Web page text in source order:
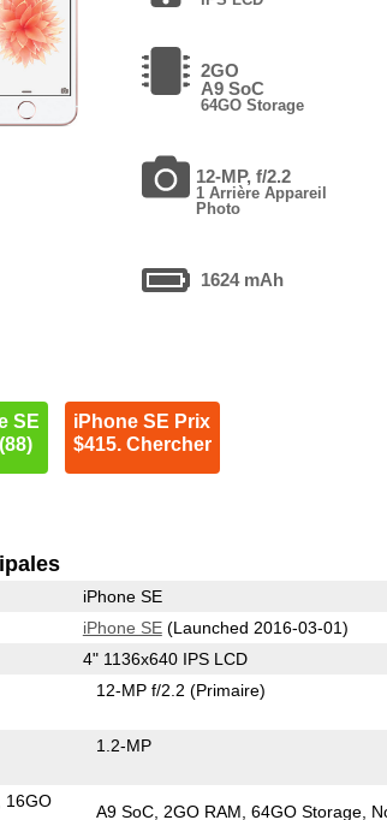
2GO
A9 SoC
64GO Storage
12-MP, f/2.2
1 Arrière Appareil
Photo
1624 mAh
SE
iPhone SE Prix
$415. Chercher
iPhone SE
iPhone SE(Launched 2016-03-01)
4" 1136x640 IPS LCD
12-MP f/2.2(Primaire)
1.2-MP
16GO
A9 SoC 2GO RAM 64GO Storage